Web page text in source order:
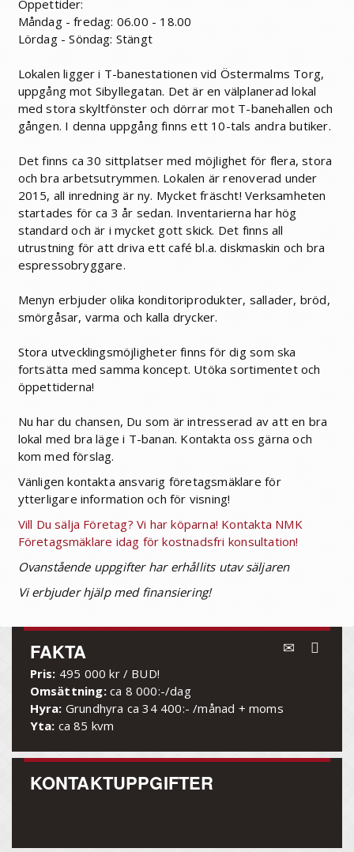
Öppettider:
Måndag - fredag: 06.00 - 18.00
Lördag - Söndag: Stängt
Lokalen ligger i T-banestationen vid Östermalms Torg,
uppgång mot Sibyllegatan. Det är en välplanerad lokal
med stora skyltfönster och dörrar mot T-banehallen och
gången. I denna uppgång finns ett 10-tals andra butiker.
Det finns ca 30 sittplatser med möjlighet för flera, stora
och bra arbetsutrymmen. Lokalen är renoverad under
2015, all inredning är ny. Mycket fräscht! Verksamheten
startades för ca 3 år sedan. Inventarierna har hög
standard och är i mycket gott skick. Det finns all
utrustning för att driva ett café bl.a. diskmaskin och bra
espressobryggare.
Menyn erbjuder olika konditoriprodukter, sallader, bröd,
smörgåsar, varma och kalla drycker.
Stora utvecklingsmöjligheter finns för dig som ska
fortsätta med samma koncept. Utöka sortimentet och
öppettiderna!
Nu har du chansen, Du som är intresserad av att en bra
lokal med bra läge i T-banan. Kontakta oss gärna och
kom med förslag.
Vänligen kontakta ansvarig företagsmäklare för
ytterligare information och för visning!
Vill Du sälja Företag? Vi har köparna! Kontakta NMK
Företagsmäklare idag för kostnadsfri konsultation!
Ovanstående uppgifter har erhållits utav säljaren
Vi erbjuder hjälp med finansiering!
FAKTA
Pris: 495 000 kr / BUD!
Omsättning: ca 8 000:-/dag
Hyra: Grundhyra ca 34 400:- /månad + moms
Yta: ca 85 kvm
KONTAKTUPPGIFTER